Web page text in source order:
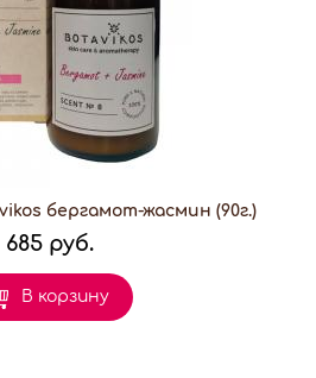
бергамот-жасмин (90г.)
685 руб.
В корзину